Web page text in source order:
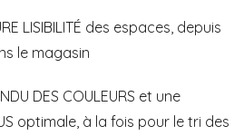
LISIBILITÉ des espaces, depuis
le magasin
DES COULEURS et une
optimale, à la fois pour le tri des